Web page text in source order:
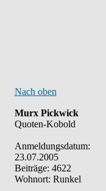
Nach oben
Murx Pickwick
Quoten-Kobold
Anmeldungsdatum:
23.07.2005
Beiträge: 4622
Wohnort: Runkel